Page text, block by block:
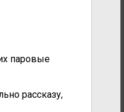
паровые
рассказу,